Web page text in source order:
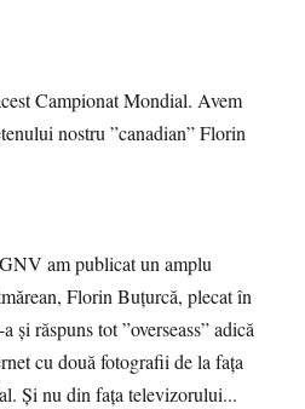
Campionat Mondial. Avem
nostru ”canadian” Florin
am publicat un amplu
Florin Buțurcă, plecat în
și răspuns tot ”overseass” adică
cu două fotografii de la fața
Și nu din fața televizorului...